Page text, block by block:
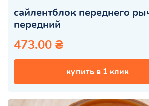
сайлентблок переднего
передний
473.00 ₴
купить в 1 клик